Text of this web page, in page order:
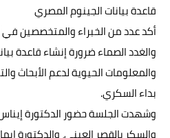
قاعدة بيانات الجينوم المصري
أكد عدد من الخبراء والمتخصصين
والغدد الصماء ضرورة إنشاء قاعدة
والمعلومات الحيوية لدعم الأبحاث
بداء السكري.
وشهدت الجلسة حضور الدكتورة